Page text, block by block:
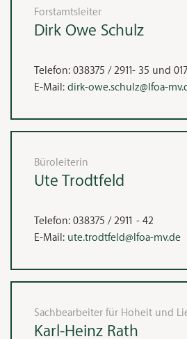
Forstamtsleiter
Dirk Owe Schulz
Telefon: 038375 / 2911- 35 und
E-Mail: dirk-owe.schulz@lfoa-
Büroleiterin
Ute Trodtfeld
Telefon: 038375 / 2911 - 42
E-Mail: ute.trodtfeld@lfoa-mv.de
Sachbearbeiter für Hoheit und
Karl-Heinz Rath